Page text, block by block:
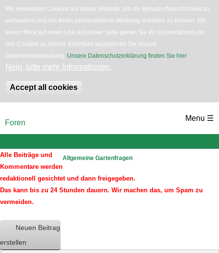
Wir verwenden Cookies auf dieser Website, um die Benutzerfreundlichkeit zu
verbessern und um Ihnen personalisierte Werbung anbieten zu können. Mit
einem Klick auf einen Link auf dieser Seite geben Sie Ihr Einverständnis für
uns Cookies zu setzen. Ebenfalls akzeptieren Sie unsere
Datenschutzerklärung. Unsere Datenschutzerklärung finden Sie hier.
Nein, bitte mehr Informationen.
Accept all cookies
English Bäume Blumen Zurück
Menu ☰
Sie
sind
Foren
Allgemeine Gartenfragen
Alle Beiträge und
Kommentare werden
redaktionell gesichtet und dann freigegeben.
Das kann bis zu 24 Stunden dauern. Wir machen das, um Spam zu
vermeiden.
Neuen Beitrag
erstellen